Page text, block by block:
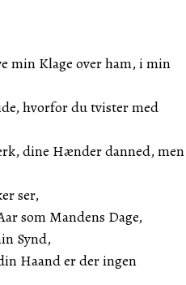
min Klage over ham, i min
hvorfor du tvister med
dine Hænder danned, men
ser,
som Mandens Dage,
Synd,
Haand er der ingen